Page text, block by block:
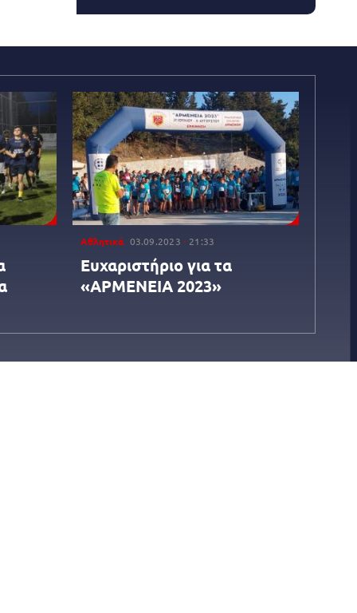
Αθλητικά 03.09.2023 21:33
Ευχαριστήριο για τα
«ΑΡΜΕΝΕΙΑ 2023»